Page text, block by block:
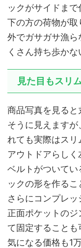
ックがサイドま
下の方の荷物が取
外でガサガサ漁
くさん持ち歩かな
見た目もスリ
商品写真を見る
そうに見えますが
れても実際はスリ
アウトドアらし
ベルトがついて
ックの形を作るこ
さらにコンプレッ
正面ポケットの
て固定することも
気になる価格も1